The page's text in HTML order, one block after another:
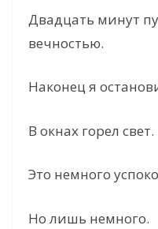
Двадцать минут
вечностью.
Наконец я
В окнах горел свет.
Это немного
Но лишь немного.